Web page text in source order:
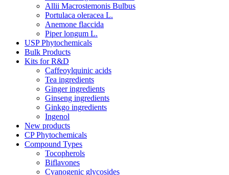
Allii Macrostemonis Bulbus
Portulaca oleracea L.
Anemone flaccida
Piper longum L.
USP Phytochemicals
Bulk Products
Kits for R&D
Caffeoylquinic acids
Tea ingredients
Ginger ingredients
Ginseng ingredients
Ginkgo ingredients
Ingenol
New products
CP Phytochemicals
Compound Types
Tocopherols
Biflavones
Cyanogenic glycosides